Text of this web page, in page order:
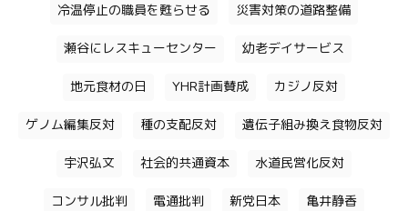
冷温停止の職員を甦らせる 災害対策の道路整備
瀬谷にレスキューセンター 幼老デイサービス
地元食材の日 YHR計画賛成 カジノ反対
ゲノム編集反対 種の支配反対 遺伝子組み換え食物反対
宇沢弘文 社会的共通資本 水道民営化反対
コンサル批判 電通批判 新党日本 亀井静香